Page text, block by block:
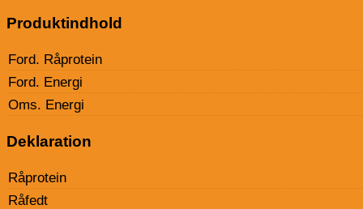
Produktindhold
Ford. Råprotein
Ford. Energi
Oms. Energi
Deklaration
Råprotein
Råfedt